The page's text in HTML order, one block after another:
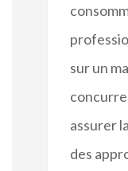
sur un
assurer
des